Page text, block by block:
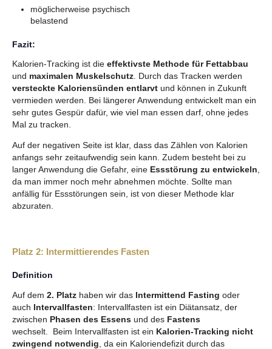
möglicherweise psychisch
belastend
Fazit:
Kalorien-Tracking ist die effektivste Methode für Fettabbau
und maximalen Muskelschutz. Durch das Tracken werden
versteckte Kaloriensünden entlarvt und können in Zukunft
vermieden werden. Bei längerer Anwendung entwickelt man ein
sehr gutes Gespür dafür, wie viel man essen darf, ohne jedes
Mal zu tracken.
Auf der negativen Seite ist klar, dass das Zählen von Kalorien
anfangs sehr zeitaufwendig sein kann. Zudem besteht bei zu
langer Anwendung die Gefahr, eine Essstörung zu entwickeln,
da man immer noch mehr abnehmen möchte. Sollte man
anfällig für Essstörungen sein, ist von dieser Methode klar
abzuraten.
Platz 2: Intermittierendes Fasten
Definition
Auf dem 2. Platz haben wir das Intermittend Fasting oder
auch Intervallfasten: Intervallfasten ist ein Diätansatz, der
zwischen Phasen des Essens und des Fastens
wechselt.
Beim Intervallfasten ist ein Kalorien-Tracking nicht
zwingend notwendig , da ein Kaloriendefizit durch das